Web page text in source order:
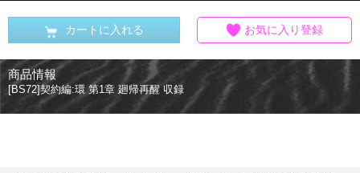
カートに入れる お気に入り登録
商品情報
[BS72]契約編:環 第1章 廻帰再醒 収録